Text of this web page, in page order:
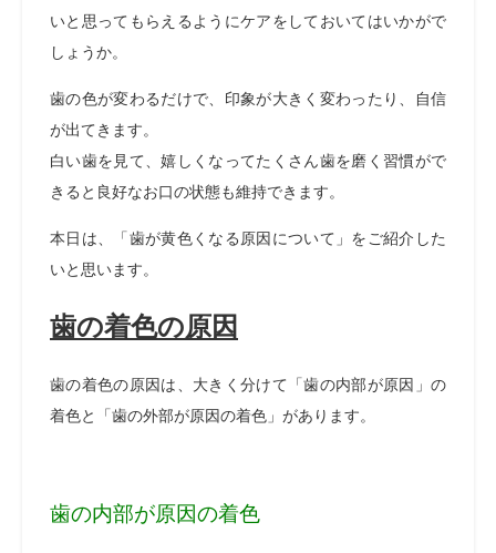
いと思ってもらえるようにケアをしておいてはいかがで
しょうか。
歯の色が変わるだけで、印象が大きく変わったり、自信
が出てきます。
白い歯を見て、嬉しくなってたくさん歯を磨く習慣がで
きると良好なお口の状態も維持できます。
本日は、「歯が黄色くなる原因について」をご紹介した
いと思います。
歯の着色の原因
歯の着色の原因は、大きく分けて「歯の内部が原因」の
着色と「歯の外部が原因の着色」があります。
歯の内部が原因の着色